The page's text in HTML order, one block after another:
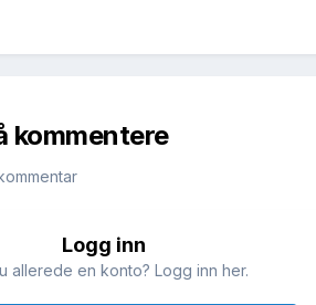
kommentere
Logg inn
allerede en konto? Logg inn her.